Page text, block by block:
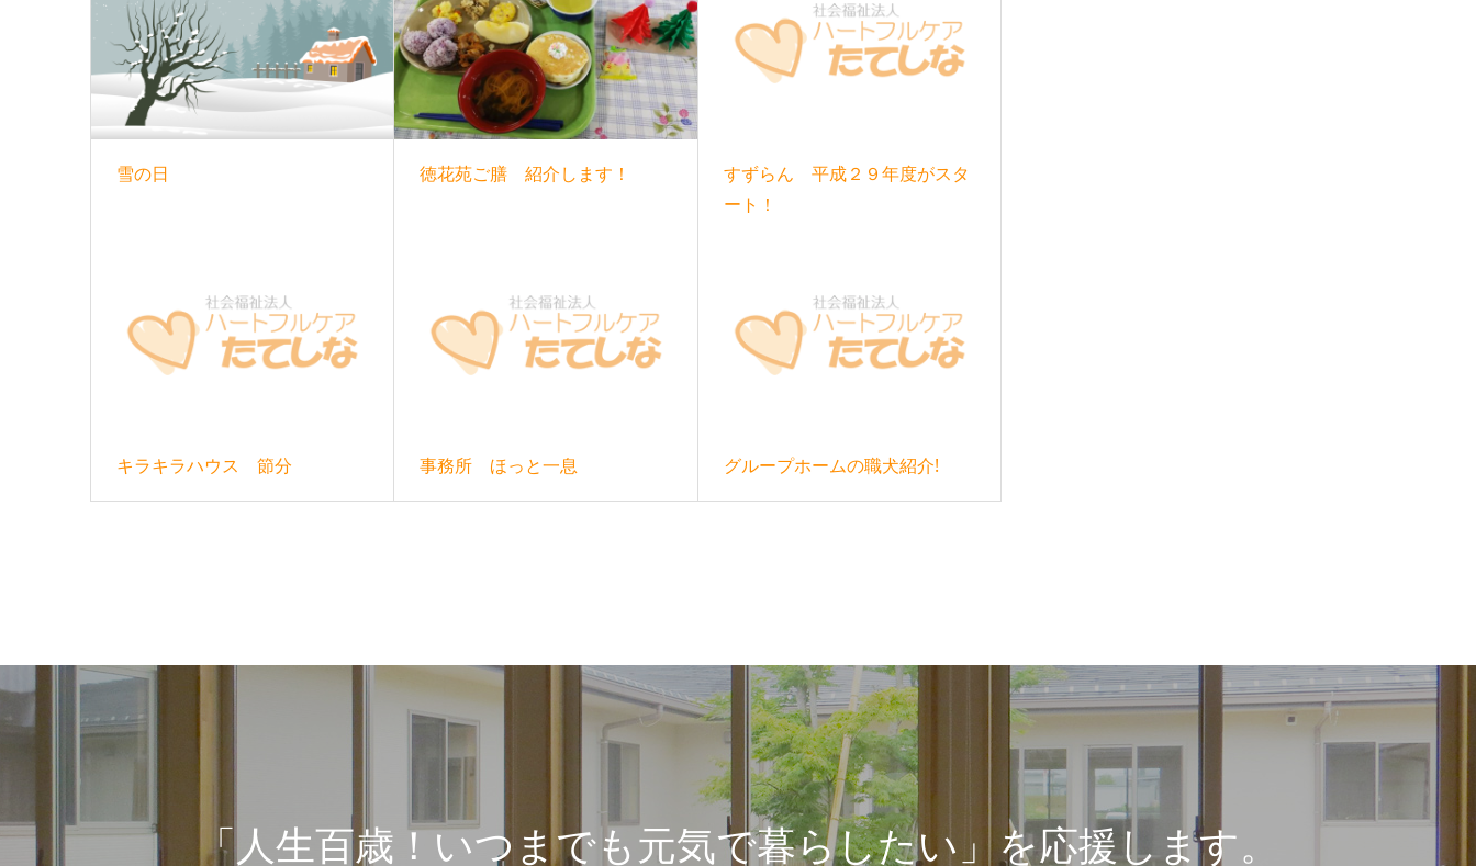
雪の日 徳花苑ご膳 紹介します！
すずらん 平成２９年度がスタ
ート！
キラキラハウス 節分 事務所 ほっと一息 グループホームの職犬紹介!
「人生百歳！いつまでも元気で暮らしたい」を応援します。